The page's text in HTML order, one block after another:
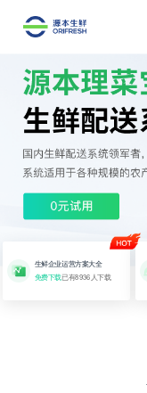
生鲜企业运营方案大全
免费下载已有8936人下载